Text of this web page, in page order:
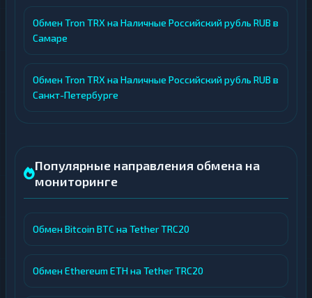
Обмен Tron TRX на Наличные Российский рубль RUB в
Самаре
Обмен Tron TRX на Наличные Российский рубль RUB в
Санкт-Петербурге
Популярные направления обмена на
мониторинге
Обмен Bitcoin BTC на Tether TRC20
Обмен Ethereum ETH на Tether TRC20